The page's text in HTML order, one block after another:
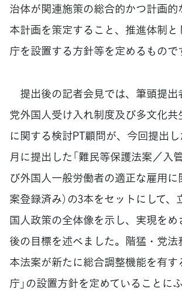
治体が関連施策の総合的かつ計画
本計画を策定すること、推進体制と
庁を設置する方針等を定めるもので
提出後の記者会見では、筆頭提出
党外国人受け入れ制度及び多文化
に関する検討PT顧問が、今回提出
月に提出した「難民等保護法案／入
び外国人一般労働者の適正な雇用に
案登録済み）の3本をセットにして
国人政策の全体像を示し、実現を
後の目標を述べました。階猛・党法
本法案が新たに総合調整機能を有す
庁」の設置方針を定めていることに